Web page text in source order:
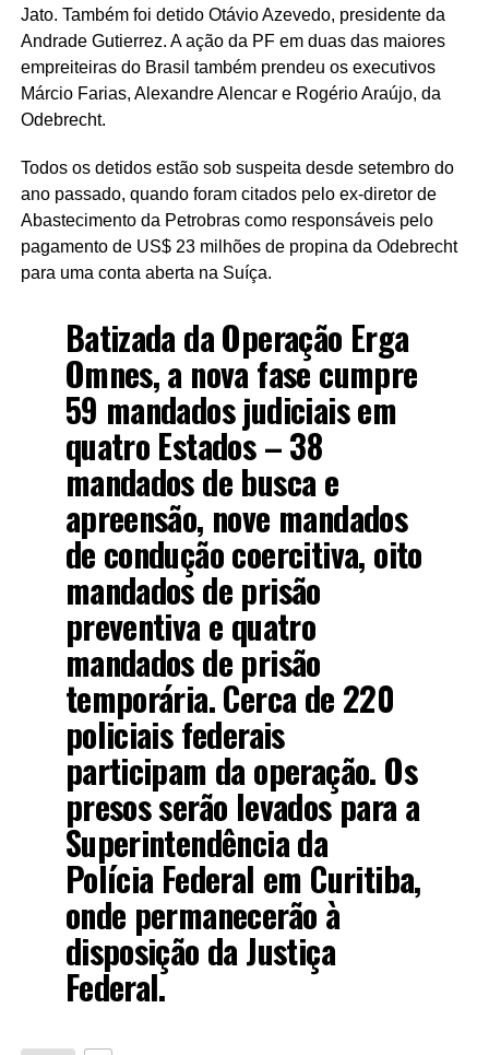
Jato. Também foi detido Otávio Azevedo, presidente da
Andrade Gutierrez. A ação da PF em duas das maiores
empreiteiras do Brasil também prendeu os executivos
Márcio Farias, Alexandre Alencar e Rogério Araújo, da
Odebrecht.
Todos os detidos estão sob suspeita desde setembro do
ano passado, quando foram citados pelo ex-diretor de
Abastecimento da Petrobras como responsáveis pelo
pagamento de US$ 23 milhões de propina da Odebrecht
para uma conta aberta na Suíça.
Batizada da Operação Erga
Omnes, a nova fase cumpre
59 mandados judiciais em
quatro Estados – 38
mandados de busca e
apreensão, nove mandados
de condução coercitiva, oito
mandados de prisão
preventiva e quatro
mandados de prisão
temporária. Cerca de 220
policiais federais
participam da operação. Os
presos serão levados para a
Superintendência da
Polícia Federal em Curitiba,
onde permanecerão à
disposição da Justiça
Federal.